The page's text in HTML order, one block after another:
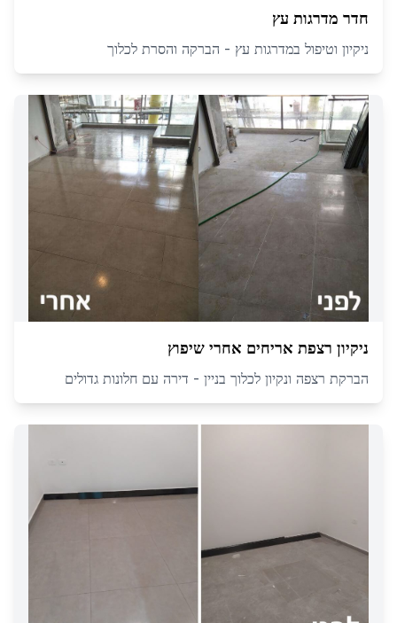
חדר מדרגות עץ
ניקיון וטיפול במדרגות עץ - הברקה והסרת לכלוך
ניקיון רצפת אריחים אחרי שיפוץ
הברקת רצפה ונקיון לכלוך בניין - דירה עם חלונות גדולים